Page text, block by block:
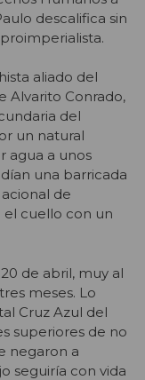
descalifica sin
aliado del
Alvarito Conrado,
del
un natural
agua a unos
una barricada
de
el cuello con un
de abril, muy al
meses. Lo
Cruz Azul del
superiores de no
negaron a
seguiría con vida